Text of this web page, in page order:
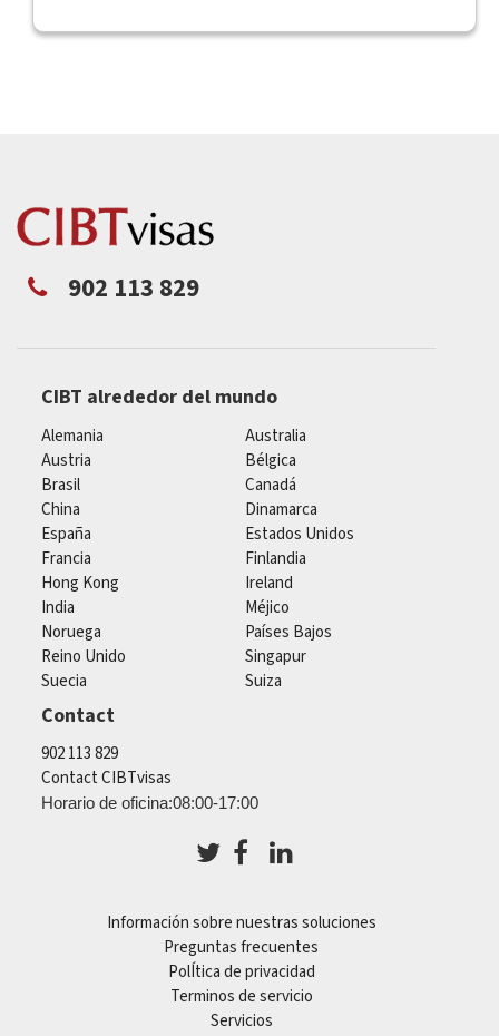
902 113 829
CIBT alrededor del mundo
Alemania
Australia
Austria
Bélgica
Brasil
Canadá
China
Dinamarca
España
Estados Unidos
Francia
Finlandia
Hong Kong
Ireland
India
Méjico
Noruega
Países Bajos
Reino Unido
Singapur
Suecia
Suiza
Contact
902 113 829
Contact CIBTvisas
Horario de oficina:08:00-17:00
Información sobre nuestras soluciones
Preguntas frecuentes
PolÍtica de privacidad
Terminos de servicio
Servicios